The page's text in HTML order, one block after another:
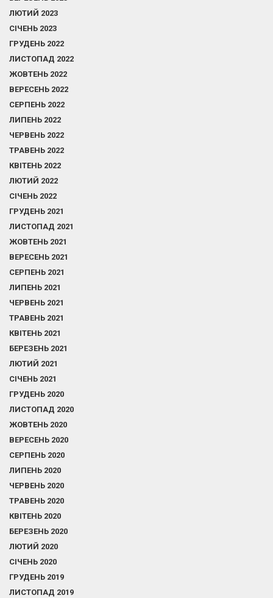
ЛЮТИЙ 2023
СІЧЕНЬ 2023
ГРУДЕНЬ 2022
ЛИСТОПАД 2022
ЖОВТЕНЬ 2022
ВЕРЕСЕНЬ 2022
СЕРПЕНЬ 2022
ЛИПЕНЬ 2022
ЧЕРВЕНЬ 2022
ТРАВЕНЬ 2022
КВІТЕНЬ 2022
ЛЮТИЙ 2022
СІЧЕНЬ 2022
ГРУДЕНЬ 2021
ЛИСТОПАД 2021
ЖОВТЕНЬ 2021
ВЕРЕСЕНЬ 2021
СЕРПЕНЬ 2021
ЛИПЕНЬ 2021
ЧЕРВЕНЬ 2021
ТРАВЕНЬ 2021
КВІТЕНЬ 2021
БЕРЕЗЕНЬ 2021
ЛЮТИЙ 2021
СІЧЕНЬ 2021
ГРУДЕНЬ 2020
ЛИСТОПАД 2020
ЖОВТЕНЬ 2020
ВЕРЕСЕНЬ 2020
СЕРПЕНЬ 2020
ЛИПЕНЬ 2020
ЧЕРВЕНЬ 2020
ТРАВЕНЬ 2020
КВІТЕНЬ 2020
БЕРЕЗЕНЬ 2020
ЛЮТИЙ 2020
СІЧЕНЬ 2020
ГРУДЕНЬ 2019
ЛИСТОПАД 2019